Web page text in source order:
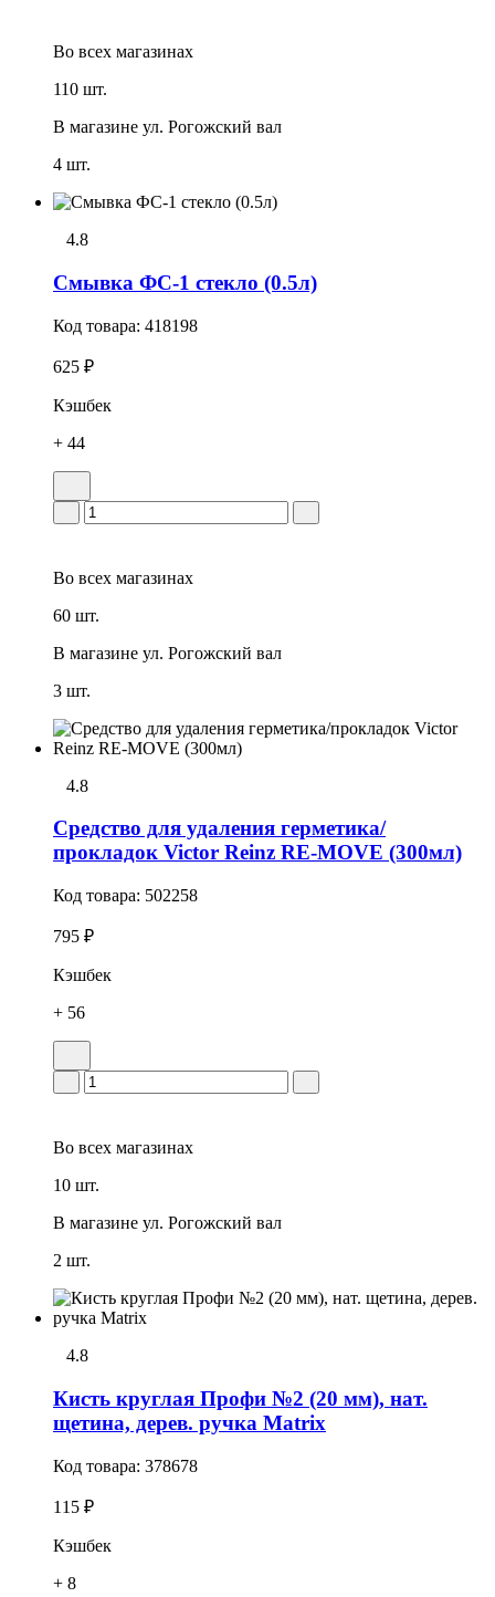
Во всех магазинах
110 шт.
В магазине ул. Рогожский вал
4 шт.
4.8
Смывка ФС-1 стекло (0.5л)
Код товара: 418198
625 ₽
Кэшбек
+ 44
Во всех магазинах
60 шт.
В магазине ул. Рогожский вал
3 шт.
4.8
Средство для удаления герметика/
прокладок Victor Reinz RE-MOVE (300мл)
Код товара: 502258
795 ₽
Кэшбек
+ 56
Во всех магазинах
10 шт.
В магазине ул. Рогожский вал
2 шт.
4.8
Кисть круглая Профи №2 (20 мм), нат.
щетина, дерев. ручка Matrix
Код товара: 378678
115 ₽
Кэшбек
+ 8